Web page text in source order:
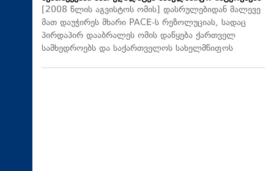
[2008 წლის აგვისტოს ომის] დასრულებიდან მალევე
მათ დაუჭირეს მხარი PACE-ს რეზოლუციას, სადაც
პირდაპირ დააბრალეს ომის დაწყება ქართველ
სამხედროებს და საქართველოს სახელმწიფოს